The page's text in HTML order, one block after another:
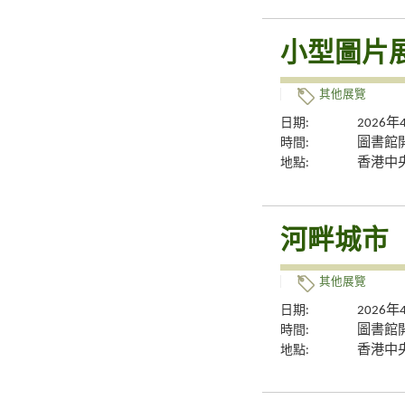
小型圖片
其他展覽
日期:
2026年
時間:
圖書館
地點:
香港中
河畔城市
其他展覽
日期:
2026年
時間:
圖書館
地點:
香港中